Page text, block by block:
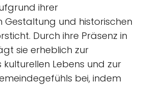
ihrer
Gestaltung und historischen
Durch ihre Präsenz in
sie erheblich zur
Lebens und zur
bei, indem